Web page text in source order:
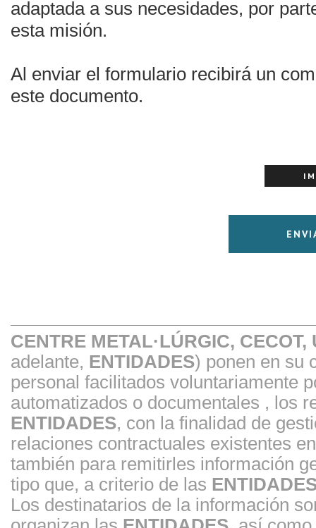
adaptada a sus necesidades, por
esta misión.
Al enviar el formulario recibirá un
este documento.
CENTRE METAL·LÚRGIC,
adelante, ENTIDADES) ponen en su
personal facilitados voluntariamente
automatizados o documentales , los
ENTIDADES, con la finalidad de
relaciones contractuales existentes
también para remitirles información
tipo que, a criterio de las
Los destinatarios de la información